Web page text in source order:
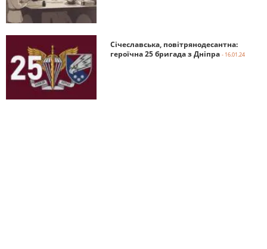
Січеславська, повітрянодесантна:
героїчна 25 бригада з Дніпра - 16.01.24